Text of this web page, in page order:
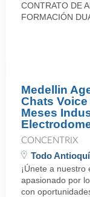
CONTRATO DE
FORMACIÓN
Medellin
Chats
Meses
CONCENTRIX
Todo
¡Únete a
apasionado por
con